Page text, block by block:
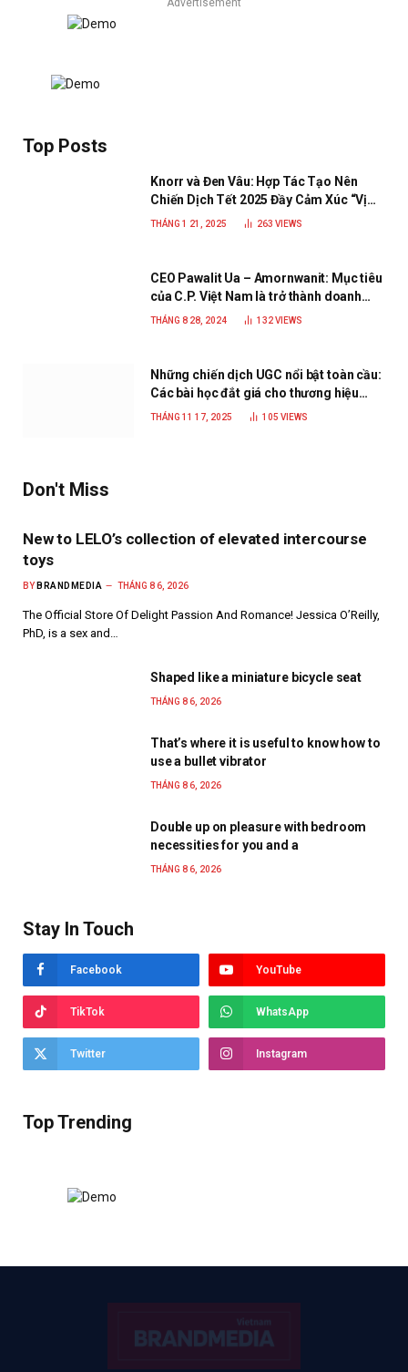
Top Posts
Knorr và Đen Vâu: Hợp Tác Tạo Nên
Chiến Dịch Tết 2025 Đầy Cảm Xúc “Vị
Nhà”
THÁNG 1 21, 2025 263 VIEWS
CEO Pawalit Ua – Amornwanit: Mục tiêu
của C.P. Việt Nam là trở thành doanh
nghiệp xanh, phát triển bền vững
THÁNG 8 28, 2024 132VIEWS
Những chiến dịch UGC nổi bật toàn cầu:
Các bài học đắt giá cho thương hiệu
năm 2025
THÁNG 11 17, 2025 105 VIEWS
Don't Miss
New to LELO’s collection of elevated intercourse
toys
BY BRANDMEDIA THÁNG 8 6, 2026
The Official Store Of Delight Passion And Romance! Jessica O’Reilly,
PhD, is a sex and…
Shaped like a miniature bicycle seat
THÁNG 8 6, 2026
That’s where it is useful to know how to
use a bullet vibrator
THÁNG 8 6, 2026
Double up on pleasure with bedroom
necessities for you and a
THÁNG 8 6, 2026
Stay In Touch
Facebook YouTube
TikTok WhatsApp
Twitter Instagram
Top Trending